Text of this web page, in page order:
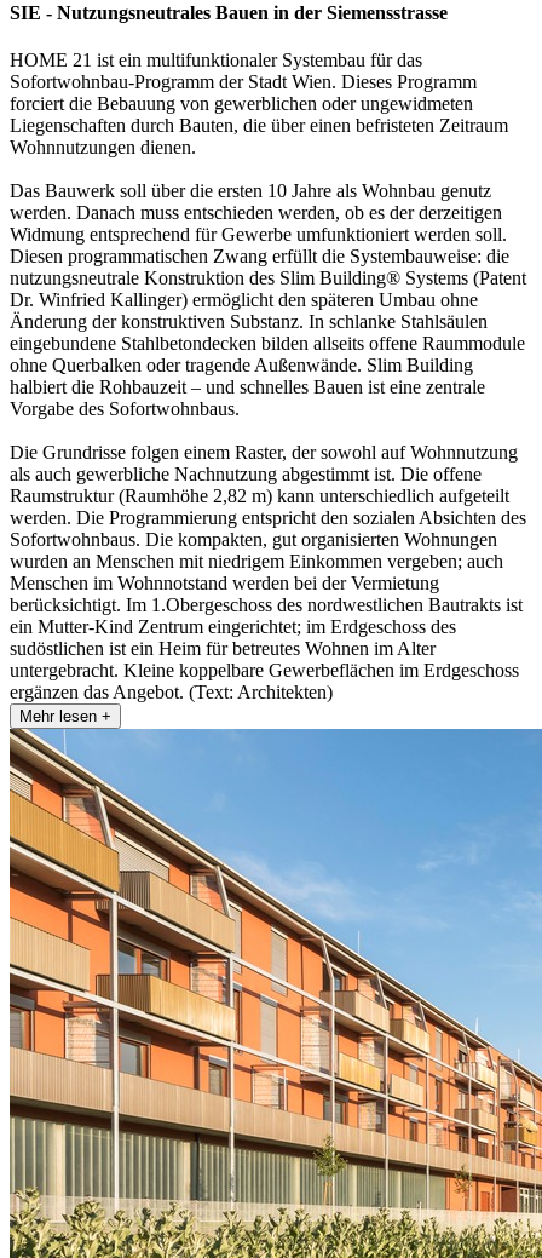
SIE - Nutzungsneutrales Bauen in der Siemensstrasse
HOME 21 ist ein multifunktionaler Systembau für das
Sofortwohnbau-Programm der Stadt Wien. Dieses Programm
forciert die Bebauung von gewerblichen oder ungewidmeten
Liegenschaften durch Bauten, die über einen befristeten Zeitraum
Wohnnutzungen dienen.
Das Bauwerk soll über die ersten 10 Jahre als Wohnbau genutz
werden. Danach muss entschieden werden, ob es der derzeitigen
Widmung entsprechend für Gewerbe umfunktioniert werden soll.
Diesen programmatischen Zwang erfüllt die Systembauweise: die
nutzungsneutrale Konstruktion des Slim Building® Systems (Patent
Dr. Winfried Kallinger) ermöglicht den späteren Umbau ohne
Änderung der konstruktiven Substanz. In schlanke Stahlsäulen
eingebundene Stahlbetondecken bilden allseits offene Raummodule
ohne Querbalken oder tragende Außenwände. Slim Building
halbiert die Rohbauzeit – und schnelles Bauen ist eine zentrale
Vorgabe des Sofortwohnbaus.
Die Grundrisse folgen einem Raster, der sowohl auf Wohnnutzung
als auch gewerbliche Nachnutzung abgestimmt ist. Die offene
Raumstruktur (Raumhöhe 2,82 m) kann unterschiedlich aufgeteilt
werden. Die Programmierung entspricht den sozialen Absichten des
Sofortwohnbaus. Die kompakten, gut organisierten Wohnungen
wurden an Menschen mit niedrigem Einkommen vergeben; auch
Menschen im Wohnnotstand werden bei der Vermietung
berücksichtigt. Im 1.Obergeschoss des nordwestlichen Bautrakts ist
ein Mutter-Kind Zentrum eingerichtet; im Erdgeschoss des
sudöstlichen ist ein Heim für betreutes Wohnen im Alter
untergebracht. Kleine koppelbare Gewerbeflächen im Erdgeschoss
ergänzen das Angebot. (Text: Architekten)
Mehr lesen +